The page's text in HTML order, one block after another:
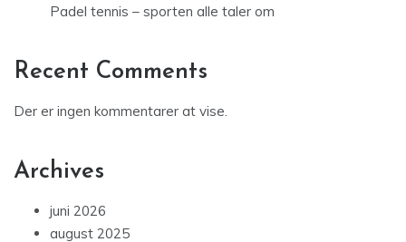
Padel tennis – sporten alle taler om
Recent Comments
Der er ingen kommentarer at vise.
Archives
juni 2026
august 2025